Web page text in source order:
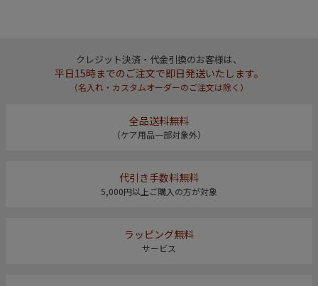
クレジット決済・代金引換のお客様は、
平日15時までのご注文で即日発送いたします。
（名入れ・カスタムオーダーのご注文は除く）
全品送料無料
（ケア用品一部対象外）
代引き手数料無料
5,000円以上ご購入の方が対象
ラッピング無料
サービス